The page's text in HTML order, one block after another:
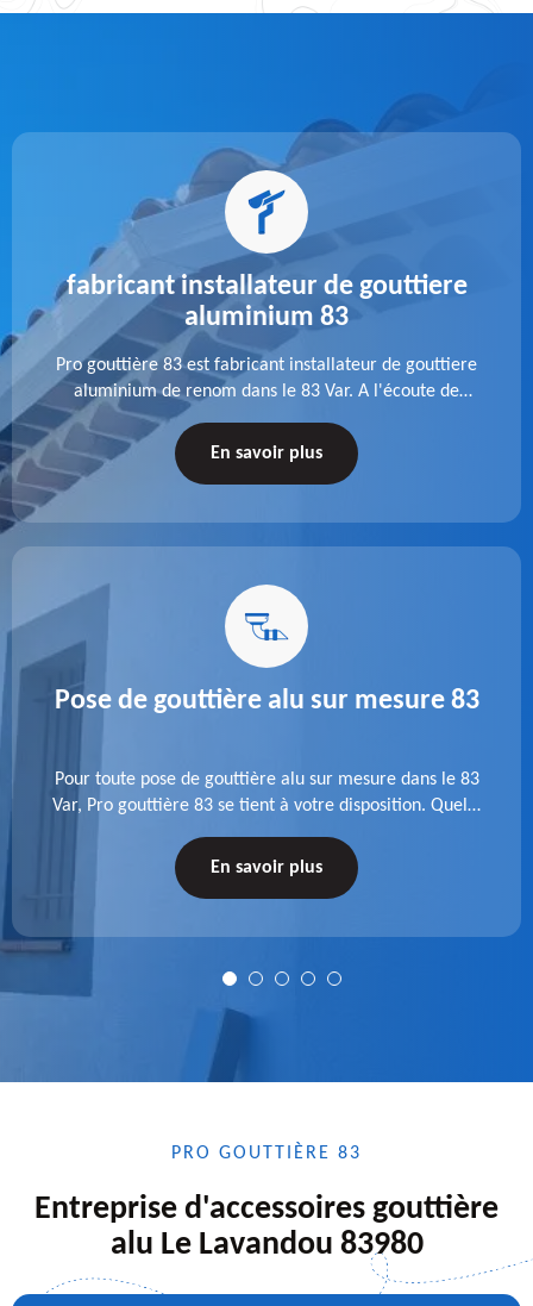
fabricant installateur de gouttiere
aluminium 83
Pro gouttière 83 est fabricant installateur de gouttiere
aluminium de renom dans le 83 Var. A l'écoute de
chaque besoin, notre équipe veille à réaliser des
gouttières performantes, durables et à la hauteur de
En savoir plus
Pose de gouttière alu sur mesure 83
Pour toute pose de gouttière alu sur mesure dans le 83
Var, Pro gouttière 83 se tient à votre disposition. Quelle
nous confiance.
En savoir plus
PRO GOUTTIÈRE 83
Entreprise d'accessoires gouttière
alu Le Lavandou 83980